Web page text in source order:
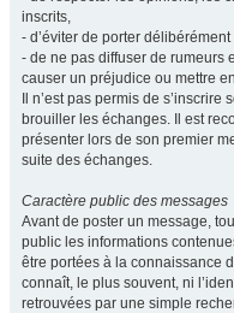
inscrits,
- d’éviter de porter
- de ne pas diffuser de rumeurs
causer un préjudice ou mettre
Il n’est pas permis de
brouiller les échanges. Il est
présenter lors de son premier
suite des échanges.
Caractère public des messages
Avant de poster un message,
public les informations
être portées à la connaissance
connaît, le plus souvent, ni
retrouvées par une simple